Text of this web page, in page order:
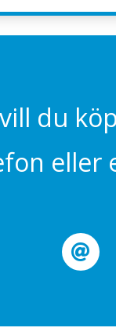
du
eller